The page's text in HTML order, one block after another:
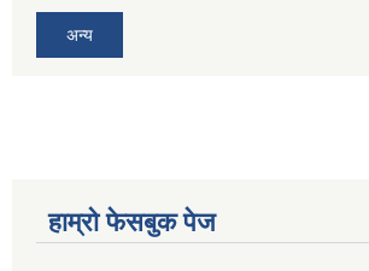
अन्य
हाम्रो फेसबुक पेज